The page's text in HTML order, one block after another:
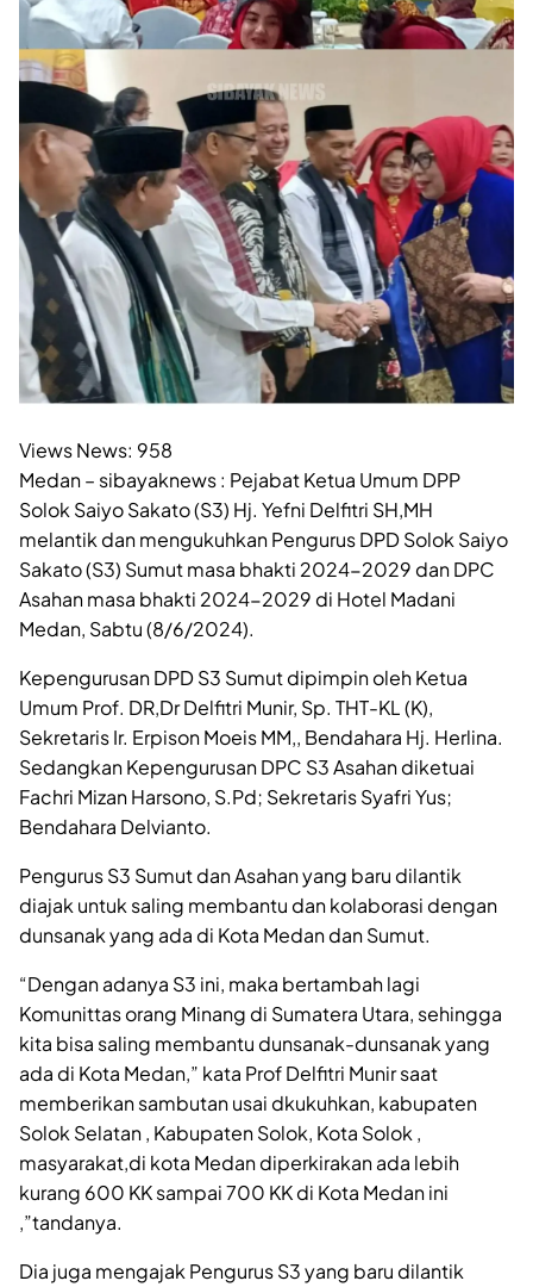
Views News: 958
Medan – sibayaknews : Pejabat Ketua Umum DPP
Solok Saiyo Sakato (S3) Hj. Yefni Delfitri SH,MH
melantik dan mengukuhkan Pengurus DPD Solok Saiyo
Sakato (S3) Sumut masa bhakti 2024-2029 dan DPC
Asahan masa bhakti 2024-2029 di Hotel Madani
Medan, Sabtu (8/6/2024).
Kepengurusan DPD S3 Sumut dipimpin oleh Ketua
Umum Prof. DR,Dr Delfitri Munir, Sp. THT-KL (K),
Sekretaris Ir. Erpison Moeis MM,, Bendahara Hj. Herlina.
Sedangkan Kepengurusan DPC S3 Asahan diketuai
Fachri Mizan Harsono, S.Pd; Sekretaris Syafri Yus;
Bendahara Delvianto.
Pengurus S3 Sumut dan Asahan yang baru dilantik
diajak untuk saling membantu dan kolaborasi dengan
dunsanak yang ada di Kota Medan dan Sumut.
“Dengan adanya S3 ini, maka bertambah lagi
Komunittas orang Minang di Sumatera Utara, sehingga
kita bisa saling membantu dunsanak-dunsanak yang
ada di Kota Medan,” kata Prof Delfitri Munir saat
memberikan sambutan usai dkukuhkan, kabupaten
Solok Selatan , Kabupaten Solok, Kota Solok ,
masyarakat,di kota Medan diperkirakan ada lebih
kurang 600 KK sampai 700 KK di Kota Medan ini
,”tandanya.
Dia juga mengajak Pengurus S3 yang baru dilantik